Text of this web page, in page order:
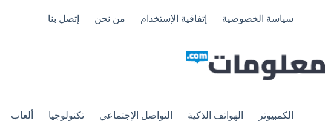
سياسة الخصوصية إتفاقية الإستخدام من نحن إتصل بنا
الكمبيوتر الهواتف الذكية التواصل الإجتماعي تكنولوجيا ألعاب